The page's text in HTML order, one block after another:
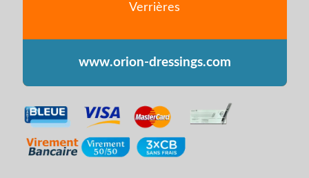
Verrières
www.orion-dressings.com